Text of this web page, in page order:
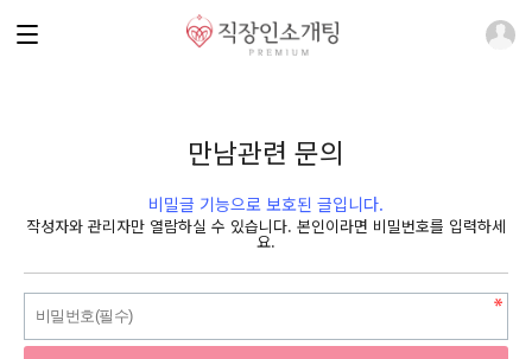
만남관련 문의
비밀글 기능으로 보호된 글입니다.
작성자와 관리자만 열람하실 수 있습니다. 본인이라면 비밀번호를 입력하세
요.